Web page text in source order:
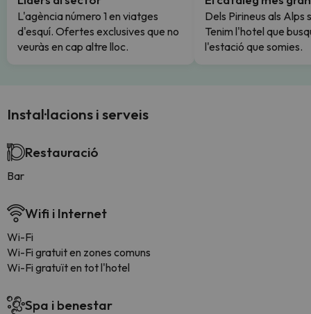
L'agència número 1 en viatges
d'esquí. Ofertes exclusives que no
veuràs en cap altre lloc.
Dels Pirineus als Alps
Tenim l'hotel que
l'estació que somies.
Instal·lacions i serveis
Restauració
Bar
Wifi i Internet
Wi-Fi
Wi-Fi gratuit en zones comuns
Wi-Fi gratuït en tot l'hotel
Spa i benestar